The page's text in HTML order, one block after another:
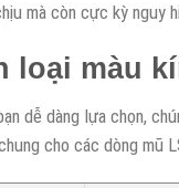
mà còn cực kỳ nguy
loại màu
dễ dàng lựa chọn,
cho các dòng mũ